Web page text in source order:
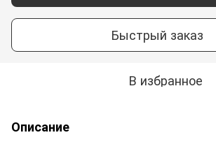
Быстрый заказ
В избранное
Описание